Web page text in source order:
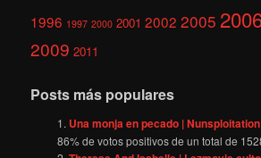
1996 1997 2000 2001 2002 2005
2009 2011
Posts más populares
Una monja en pecado |
86% de votos positivos de un total de